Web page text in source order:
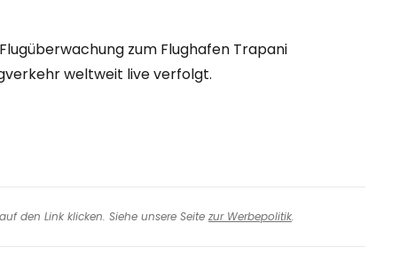
zum Flughafen Trapani
weltweit live verfolgt.
den Link klicken. Siehe unsere Seite zur Werbepolitik.